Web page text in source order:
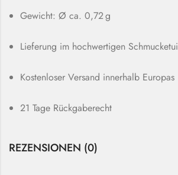
Gewicht: Ø ca. 0,72 g
Lieferung im hochwertigen Schmucketui
Kostenloser Versand innerhalb Europas
21 Tage Rückgaberecht
REZENSIONEN (0)